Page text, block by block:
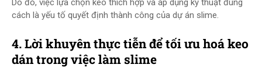
Do đó, việc lựa chọn keo thích hợp và áp dụng kỹ thuật đúng
cách là yếu tố quyết định thành công của dự án slime.
4. Lời khuyên thực tiễn để tối ưu hoá keo
dán trong việc làm slime